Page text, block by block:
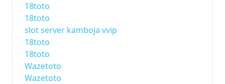
18toto
18toto
slot server kamboja vvip
18toto
18toto
Wazetoto
Wazetoto